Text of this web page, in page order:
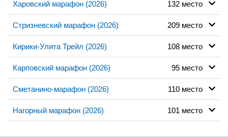
Харовский марафон (2026) 132 место
Стризневский марафон (2026) 209 место
Кирики-Улита Трейл (2026) 108 место
Карповский марафон (2026) 95 место
Сметанино-марафон (2026) 110 место
Нагорный марафон (2026) 101 место